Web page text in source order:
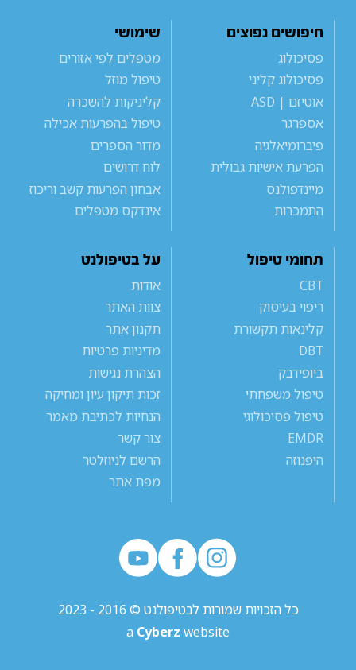
חיפושים נפוצים
פסיכולוג
פסיכולוג קליני
אוטיזם | ASD
אספרגר
פיברומיאלגיה
הפרעת אישיות גבולית
מיינדפולנס
התמכרות
שימושי
מטפלים לפי אזורים
טיפול מוזל
קליניקות להשכרה
טיפול בהפרעות אכילה
מדור הספרים
לוח דרושים
אבחון הפרעות קשב וריכוז
אינדקס מטפלים
תחומי טיפול
CBT
ריפוי בעיסוק
קלינאות תקשורת
DBT
ביופידבק
טיפול משפחתי
טיפול פסיכולוגי
EMDR
היפנוזה
על בטיפולנט
אודות
צוות האתר
תקנון אתר
מדיניות פרטיות
הצהרת נגישות
זכות תיקון עיון ומחיקה
הנחיות לכתיבת מאמר
צור קשר
הרשם לניוזלטר
מפת אתר
כל הזכויות שמורות לבטיפולנט © 2016 - 2023
a Cyberz website